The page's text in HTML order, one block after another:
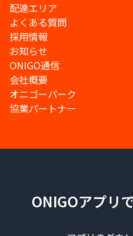
配達エリア
よくある質問
採用情報
お知らせ
ONIGO通信
会社概要
オニゴーパーク
協業パートナー
ONIGOアプリ